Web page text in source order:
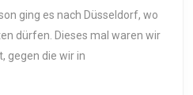
FLYING
ARROWS
dürfen. Dieses mal waren wir
gegen die wir in